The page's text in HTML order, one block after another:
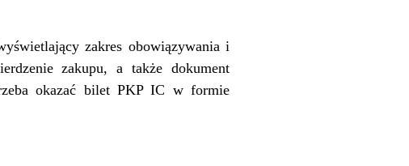
zakres obowiązywania i
zakupu, a także dokument
okazać bilet PKP IC w formie